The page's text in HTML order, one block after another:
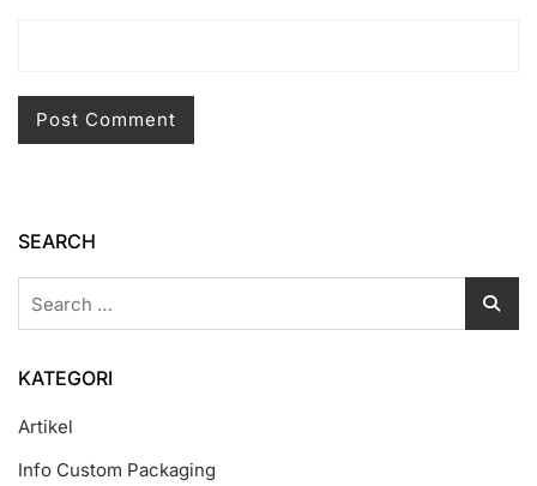
SEARCH
KATEGORI
Artikel
Info Custom Packaging